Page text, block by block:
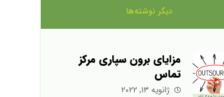
دیگر نوشته‌ها
مزایای برون سپاری مرکز
تماس
ژانویه ۱۳, ۲۰۲۲